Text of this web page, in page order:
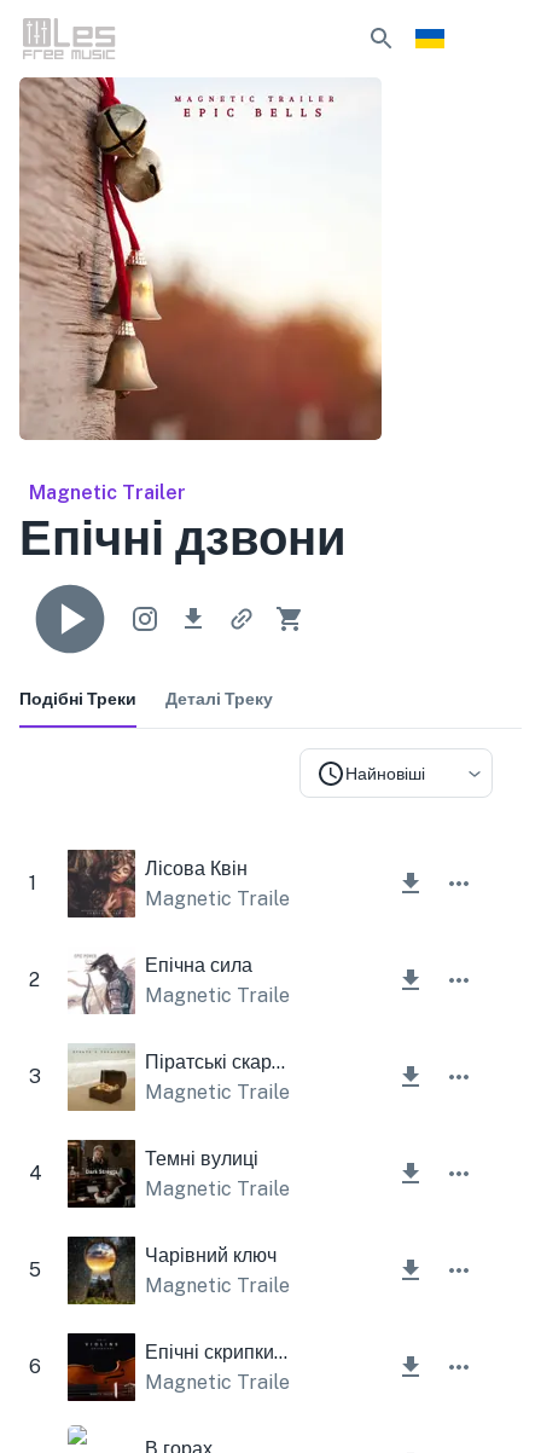
Magnetic Trailer
Епічні дзвони
Подібні Треки Деталі Треку
Найновіші
1
Лісова Квін
Magnetic Trailer
2
Епічна сила
Magnetic Trailer
3
Піратські скарби
Magnetic Trailer
4
Темні вулиці
Magnetic Trailer
5
Чарівний ключ
Magnetic Trailer
6
Епічні скрипки (оркестр)
Magnetic Trailer
В горах